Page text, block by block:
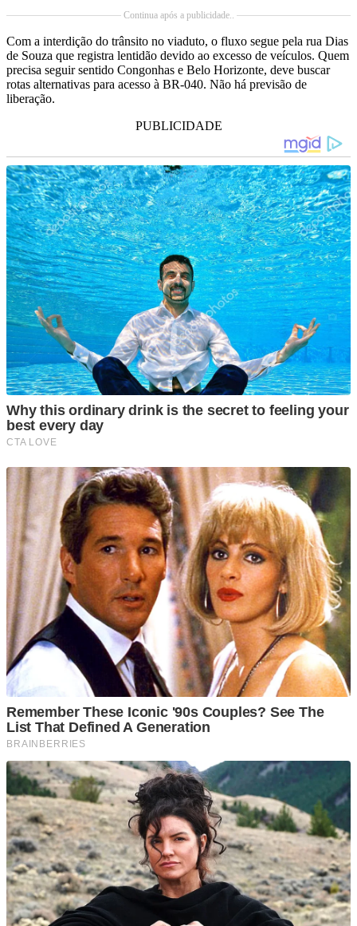
Continua após a publicidade..
Com a interdição do trânsito no viaduto, o fluxo segue pela rua Dias
de Souza que registra lentidão devido ao excesso de veículos. Quem
precisa seguir sentido Congonhas e Belo Horizonte, deve buscar
rotas alternativas para acesso à BR-040. Não há previsão de
liberação.
PUBLICIDADE